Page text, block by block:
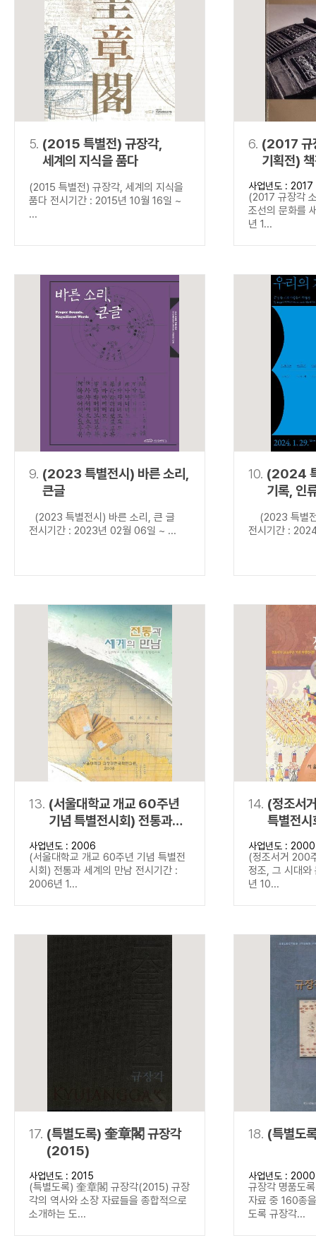
5. (2015 특별전) 규장각,
세계의 지식을 품다
(2015 특별전) 규장각, 세계의 지식을
품다 전시기간 : 2015년 10월 16일 ~
...
6. (2017 규
기획전)
새기다
사업년도 : 2017
(2017 규장각
조선의 문화를
년 1...
9. (2023 특별전시) 바른 소리,
큰글
(2023 특별전시) 바른 소리, 큰 글
전시기간 : 2023년 02월 06일 ~ ...
10. (2024
기록, 인
(2023 특별
전시기간 :
13. (서울대학교 개교 60주년
기념 특별전시회) 전통과
세계의 만남
사업년도 : 2006
(서울대학교 개교 60주년 기념 특별전
시회) 전통과 세계의 만남 전시기간 :
2006년 1...
14. (정조서
특별전
문화
사업년도 : 2000
(정조서거 200
정조, 그 시대
년 10...
17. (특별도록) 奎章閣 규장각
(2015)
사업년도 : 2015
(특별도록) 奎章閣 규장각(2015) 규장
각의 역사와 소장 자료들을 종합적으로
소개하는 도...
18. (특별도
사업년도 : 2000
규장각 명품도
자료 중 160종
도록 규장각...